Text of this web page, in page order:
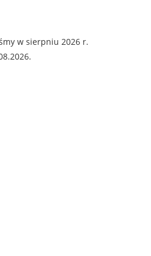
w sierpniu 2026 r.